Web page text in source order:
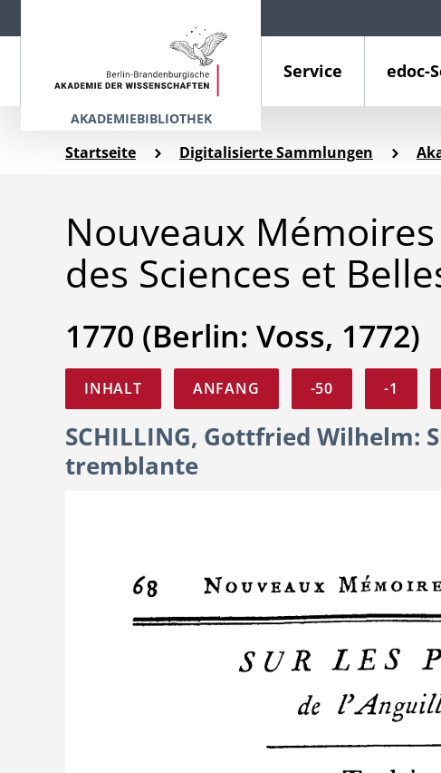
AKADEMIEBIBLIOTHEK
Service edoc-
Startseite Digitalisierte Sammlungen
Nouveaux
des Sciences et
1770 (Berlin: Voss, 1772)
INHALT ANFANG -50 -1
SCHILLING, Gottfried Wilhelm:
tremblante